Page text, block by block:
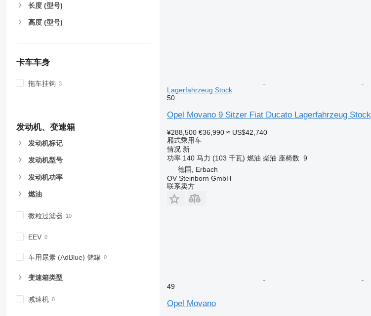
长度 (型号)
高度 (型号)
卡车车身
拖车挂钩
发动机、变速箱
发动机标记
发动机型号
发动机功率
燃油
微粒过滤器
EEV
车用尿素 (AdBlue) 储罐
变速箱类型
减速机
Lagerfahrzeug Stock
50
Opel Movano 9 Sitzer Fiat Ducato Lagerfahrzeug Stock
¥288,500 €36,990 ≈ US$42,740
厢式乘用车
情况新
功率 140 马力 (103 千瓦) 燃油 柴油 座椅数 9
德国, Erbach
OV Steinborn GmbH
联系卖方
49
Opel Movano